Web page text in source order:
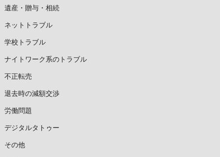
遺産・贈与・相続
ネットトラブル
学校トラブル
ナイトワーク系のトラブル
不正転売
退去時の減額交渉
労働問題
デジタルタトゥー
その他